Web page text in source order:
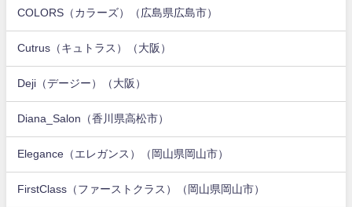
COLORS（カラーズ）（広島県広島市）
Cutrus（キュトラス）（大阪）
Deji（デージー）（大阪）
Diana_Salon（香川県高松市）
Elegance（エレガンス）（岡山県岡山市）
FirstClass（ファーストクラス）（岡山県岡山市）